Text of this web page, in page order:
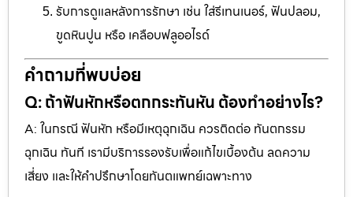
รับการดูแลหลังการรักษา เช่น ใส่รีเทนเนอร์, ฟันปลอม,
ขูดหินปูน หรือ เคลือบฟลูออไรด์
คำถามที่พบบ่อย
Q: ถ้าฟันหักหรือตกกระทันหัน ต้องทำอย่างไร?
A: ในกรณี ฟันหัก หรือมีเหตุฉุกเฉิน ควรติดต่อ ทันตกรรม
ฉุกเฉิน ทันที เรามีบริการรองรับเพื่อแก้ไขเบื้องต้น ลดความ
เสี่ยง และให้คำปรึกษาโดยทันตแพทย์เฉพาะทาง